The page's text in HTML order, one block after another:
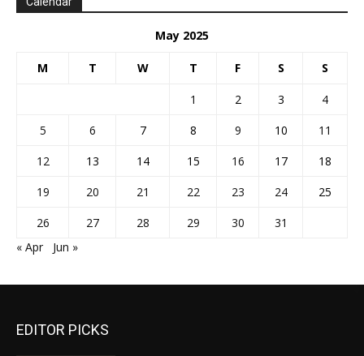
May 2025
M T W T F S S
1 2 3
4
5
6 7 8 9 10
11
12
13 14 15 16 17
18
19
20 21 22 23 24
25
26
27 28 29 30
31
« Apr
Jun »
EDITOR PICKS